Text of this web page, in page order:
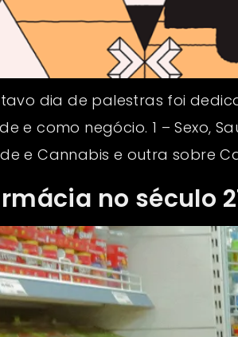
dia de palestras foi
e como negócio. 1 – Sexo,
e Cannabis e outra sobre
no século